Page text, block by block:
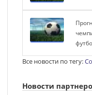
Все новости по тегу:
Новости